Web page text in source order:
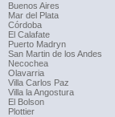
Buenos Aires
Mar del Plata
Córdoba
El Calafate
Puerto Madryn
San Martin de los Andes
Necochea
Olavarria
Villa Carlos Paz
Villa la Angostura
El Bolson
Plottier